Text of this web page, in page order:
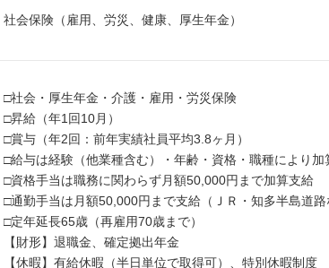
社会保険（雇用、労災、健康、厚生年金）
□社会・厚生年金・介護・雇用・労災保険
□昇給（年1回10月）
□賞与（年2回：前年実績社員平均3.8ヶ月）
□給与は経験（他業種含む）・年齢・資格・職種により加
□資格手当は職務に関わらず月額50,000円まで加算支給
□通勤手当は月額50,000円まで支給（ＪＲ・知多半島道路
□定年延長65歳（再雇用70歳まで）
【財形】退職金、確定拠出年金
【休暇】有給休暇（半日単位で取得可）、特別休暇制度